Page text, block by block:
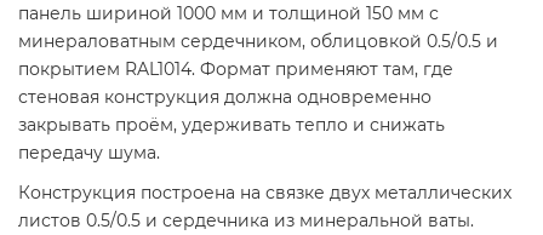
панель шириной 1000 мм и толщиной 150 мм с
минераловатным сердечником, облицовкой 0.5/0.5 и
покрытием RAL1014. Формат применяют там, где
стеновая конструкция должна одновременно
закрывать проём, удерживать тепло и снижать
передачу шума.
Конструкция построена на связке двух металлических
листов 0.5/0.5 и сердечника из минеральной ваты.